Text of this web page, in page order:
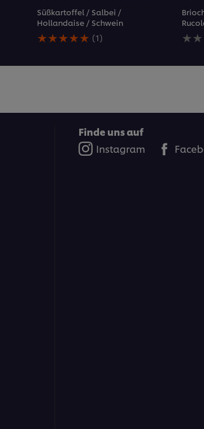
Süßkartoffel / Salbei /
Hollandaise / Schwein
Die
durchschnittliche
dieses
(1)
Keine
Finde uns auf
Instagram